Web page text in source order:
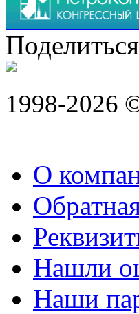
1998-2026
О
Нашли
Наши